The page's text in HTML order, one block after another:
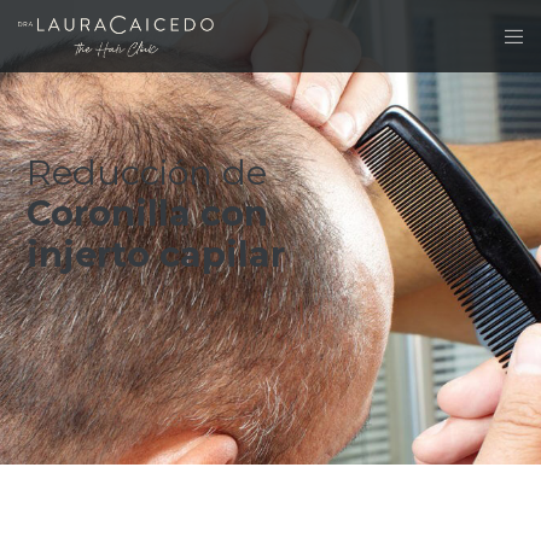
Reducción de
Coronilla con
injerto capilar